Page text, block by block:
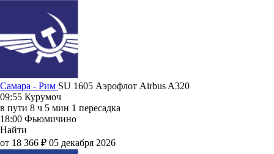
Самара - Рим SU 1605 Аэрофлот Airbus A320
09:55 Курумоч
в пути 8 ч 5 мин 1 пересадка
18:00 Фьюмичино
Найти
от 18 366 ₽ 05 декабря 2026